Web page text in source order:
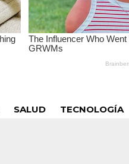
SALUD TECNOLOGÍA